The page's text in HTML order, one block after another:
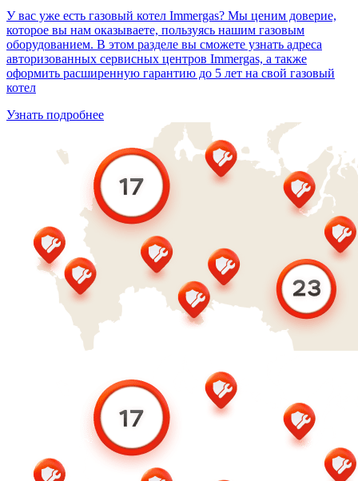
У вас уже есть газовый котел Immergas? Мы ценим доверие,
которое вы нам оказываете, пользуясь нашим газовым
оборудованием. В этом разделе вы сможете узнать адреса
авторизованных сервисных центров Immergas, а также
оформить расширенную гарантию до 5 лет на свой газовый
котел
Узнать подробнее